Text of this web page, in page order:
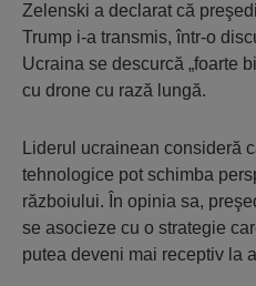
Zelenski a declarat că
Trump i-a transmis, într-o
Ucraina se descurcă „foarte
cu drone cu rază lungă.
Liderul ucrainean consideră
tehnologice pot schimba
războiului. În opinia sa,
se asocieze cu o strategie
putea deveni mai receptiv la